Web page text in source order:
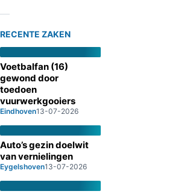
RECENTE ZAKEN
Voetbalfan (16)
gewond door
toedoen
vuurwerkgooiers
Eindhoven13-07-2026
Auto’s gezin doelwit
van vernielingen
Eygelshoven13-07-2026